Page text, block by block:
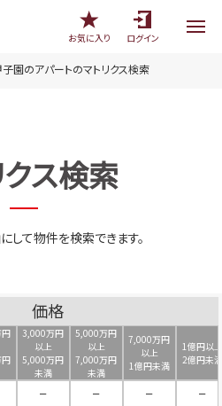
お気に入り
ログイン
園のアパートのマトリクス検索
クス検索
して物件を検索できます。
価格
3,000万円
以上
5,000万円
未満
5,000万円
以上
7,000万円
未満
7,000万円
以上
1億円未満
1億円以上
2億円未満
－ － －
－